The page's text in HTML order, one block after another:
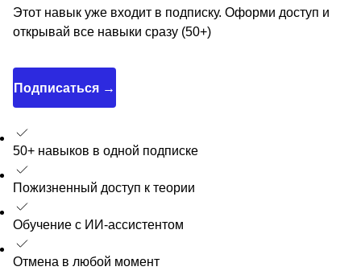
Этот навык уже входит в подписку. Оформи доступ и
открывай все навыки сразу (50+)
Подписаться →
50+ навыков в одной подписке
Пожизненный доступ к теории
Обучение с ИИ-ассистентом
Отмена в любой момент